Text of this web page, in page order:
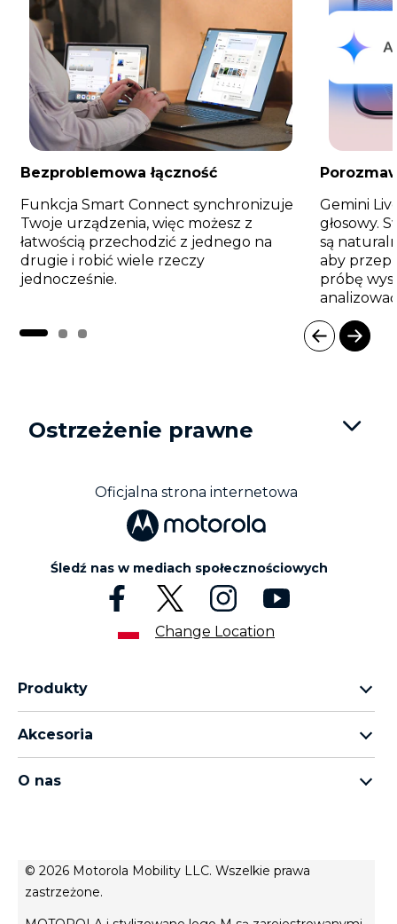
Bezproblemowa łączność
Funkcja Smart Connect synchronizuje
Twoje urządzenia, więc możesz z
łatwością przechodzić z jednego na
drugie i robić wiele rzeczy
jednocześnie.
Gemini
głosowy.
są
aby
próbę
Ostrzeżenie prawne
Oficjalna strona internetowa
Śledź nas w mediach społecznościowych
Change Location
Produkty
rodzina moto g
Akcesoria
O nas
conditions of sale
polityka prywatności
Website Privacy
© 2026 Motorola Mobility LLC. Wszelkie prawa
zastrzeżone.